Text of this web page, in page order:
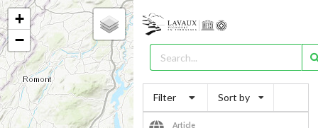
+
−
Filter Sort by
Article